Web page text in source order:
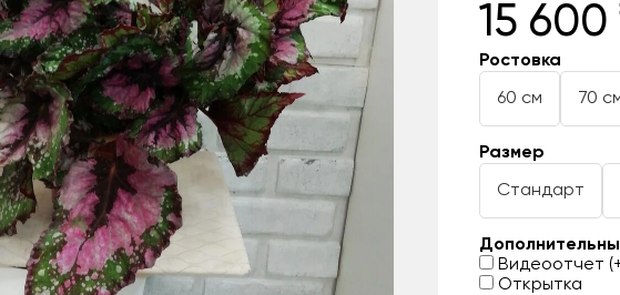
15 600
Ростовка
60 см 70
Размер
Стандарт
Видеоотчет
Открытка